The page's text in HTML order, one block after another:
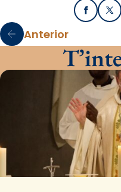
X
Anterior